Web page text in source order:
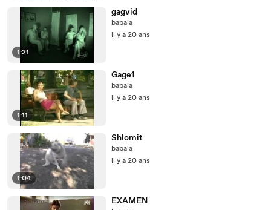
1:21
gagvid
babala
il y a 20 ans
1:11
Gage1
babala
il y a 20 ans
1:04
Shlomit
babala
il y a 20 ans
EXAMEN